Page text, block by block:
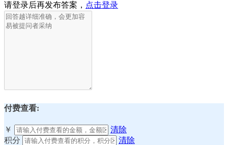
请登录后再发布答案， 点击登录
付费查看:
￥
清除
积分
清除